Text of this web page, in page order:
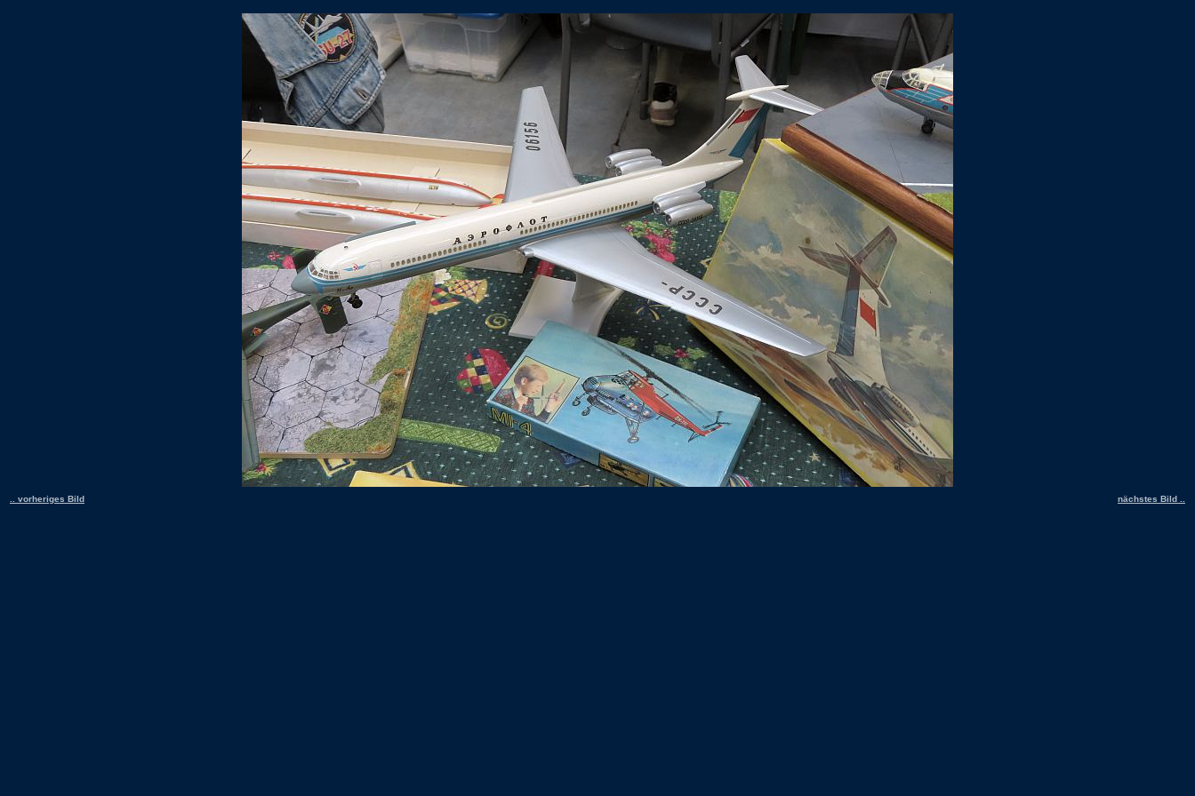
.. vorheriges Bild nächstes Bild ..